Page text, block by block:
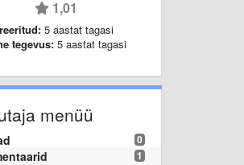
1,01
5 aastat tagasi
tegevus: 5 aastat tagasi
menüü
0
1